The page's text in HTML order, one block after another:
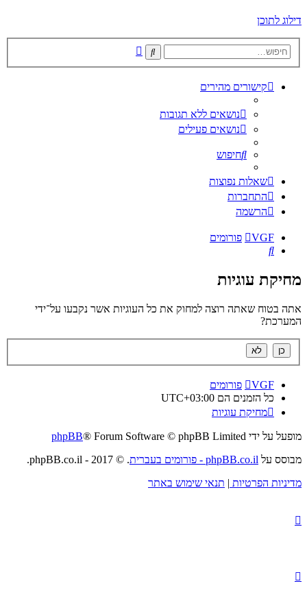
דילוג לתוכן
חיפוש
קישורים מהירים
נושאים ללא תגובות
נושאים פעילים
חיפוש
שאלות נפוצות
התחברות
הרשמה
VGF
פורומים
חיפוש
מחיקת עוגיות
אתה בטוח שאתה רוצה למחוק את כל העוגיות אשר נקבעו על־ידי
המערכת?
VGF
פורומים
כל הזמנים הם UTC+03:00
מחיקת עוגיות
מופעל על ידי phpBB® Forum Software © phpBB Limited
מבוסס על phpBB.co.il - פורומים בעברית
. © 2017 - phpBB.co.il.
מדיניות הפרטיות | תנאי שימוש באתר